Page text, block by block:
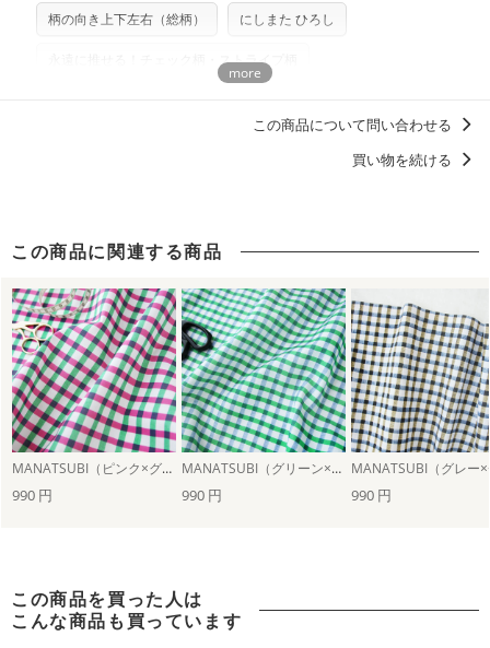
注意ください。型紙自体の転用・販売および型紙を使用して
商用利用についての詳細はこちら
柄の向き上下左右（総柄） にしまた ひろし
永遠に推せる！チェック柄・ストライプ柄
この商品について問い合わせる
買い物を続ける
この商品に関連する商品
MANATSUBI（ピンク×グリーン） MANATSUBI（グリーン×グレー）
990 円 990 円 990 円
この商品を買った人は
こんな商品も買っています